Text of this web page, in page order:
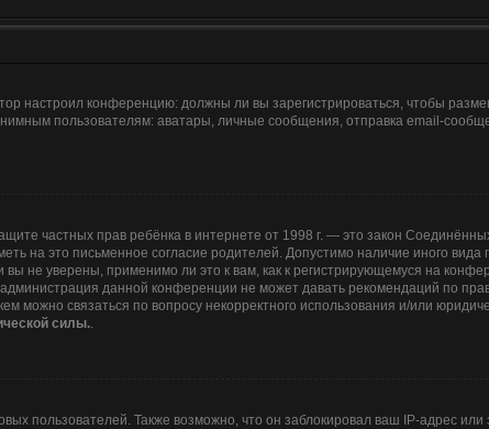
настроил конференцию: должны ли вы зарегистрироваться, чтобы
пользователям: аватары, личные сообщения, отправка email-
частных прав ребёнка в интернете от 1998 г. — это закон
на это письменное согласие родителей. Допустимо наличие иного
не уверены, применимо ли это к вам, как к регистрирующемуся на
данной конференции не может давать рекомендаций по
можно связаться по вопросу некорректного использования и/или
силы..
пользователей. Также возможно, что он заблокировал ваш IP-адрес